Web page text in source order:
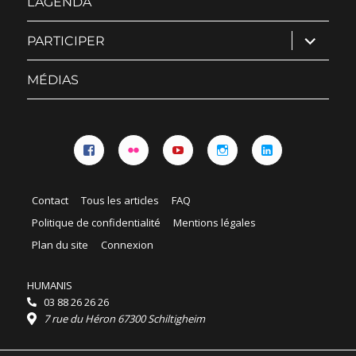
PARTICIPER ouvrir
le
sous-
MÉDIAS
Contact Tous les articles
FAQ
Politique de confidentialité
Mentions légales
Plan du site
Connexion
HUMANIS
03 88 26 26 26
7 rue du Héron 67300 Schiltigheim